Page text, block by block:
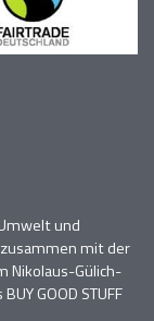
und
mit der
Nikolaus-Gülich-
GOOD STUFF